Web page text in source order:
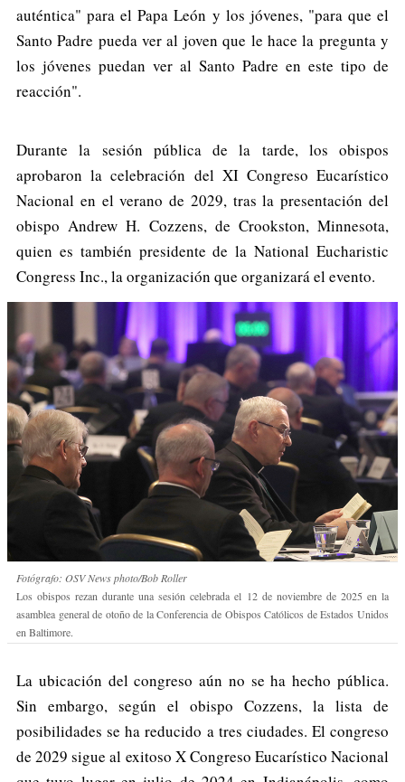
auténtica" para el Papa León y los jóvenes, "para que el
Santo Padre pueda ver al joven que le hace la pregunta y
los jóvenes puedan ver al Santo Padre en este tipo de
reacción".
Durante la sesión pública de la tarde, los obispos
aprobaron la celebración del XI Congreso Eucarístico
Nacional en el verano de 2029, tras la presentación del
obispo Andrew H. Cozzens, de Crookston, Minnesota,
quien es también presidente de la National Eucharistic
Congress Inc., la organización que organizará el evento.
Fotógrafo: OSV News photo/Bob Roller
Los obispos rezan durante una sesión celebrada el 12 de noviembre de 2025 en la
asamblea general de otoño de la Conferencia de Obispos Católicos de Estados Unidos
en Baltimore.
La ubicación del congreso aún no se ha hecho pública.
Sin embargo, según el obispo Cozzens, la lista de
posibilidades se ha reducido a tres ciudades. El congreso
de 2029 sigue al exitoso X Congreso Eucarístico Nacional